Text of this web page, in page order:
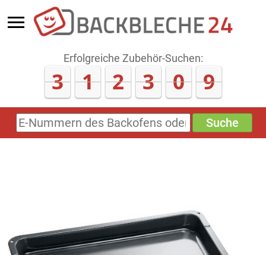
Erfolgreiche Zubehör-Suchen:
3 1 2 3 1 6
E-
Nummern
Suche